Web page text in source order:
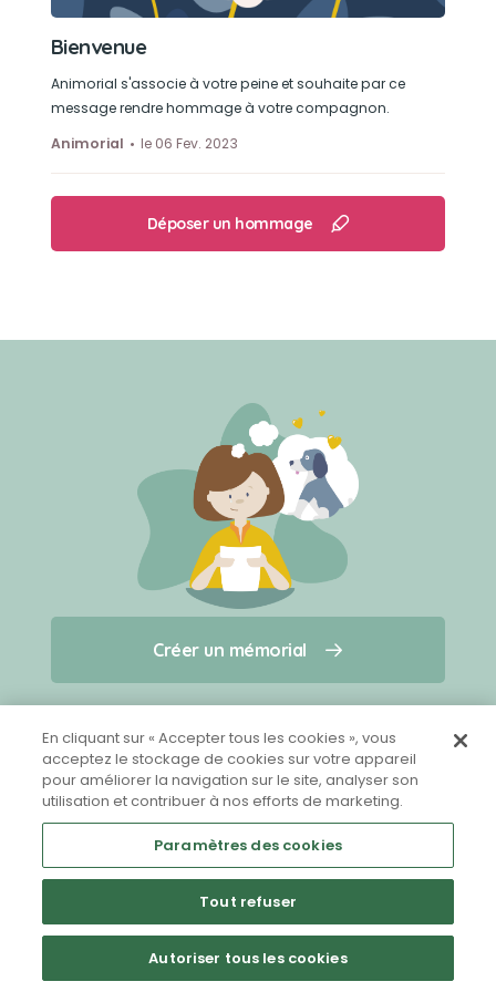
Créer un mémorial
Qui sommes-nous ?
Nous contacter
Partager sur Facebook
Bienvenue
Animorial s'associe à votre peine et souhaite par ce
message rendre hommage à votre compagnon.
Animorial
le 06 Fev. 2023
Déposer un hommage
Créer un mémorial
En cliquant sur « Accepter tous les cookies », vous
acceptez le stockage de cookies sur votre appareil
pour améliorer la navigation sur le site, analyser son
utilisation et contribuer à nos efforts de marketing.
Paramètres des cookies
Tout refuser
Autoriser tous les cookies